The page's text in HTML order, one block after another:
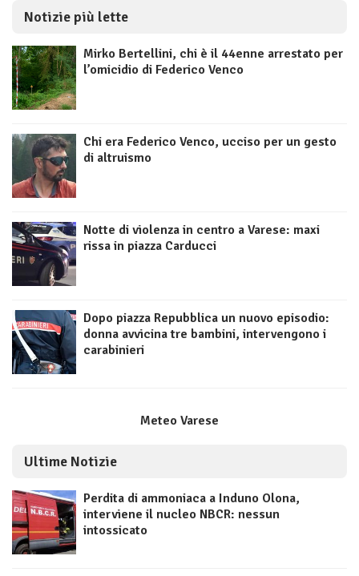
Notizie più lette
Mirko Bertellini, chi è il 44enne arrestato per
l’omicidio di Federico Venco
Chi era Federico Venco, ucciso per un gesto
di altruismo
Notte di violenza in centro a Varese: maxi
rissa in piazza Carducci
Dopo piazza Repubblica un nuovo episodio:
donna avvicina tre bambini, intervengono i
carabinieri
Meteo Varese
Ultime Notizie
Perdita di ammoniaca a Induno Olona,
interviene il nucleo NBCR: nessun
intossicato